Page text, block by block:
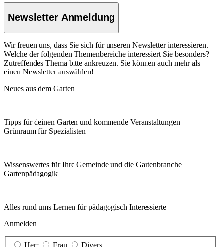
Newsletter Anmeldung
Wir freuen uns, dass Sie sich für unseren Newsletter interessieren.
Welche der folgenden Themenbereiche interessiert Sie besonders?
Zutreffendes Thema bitte ankreuzen. Sie können auch mehr als
einen Newsletter auswählen!
Neues aus dem Garten
Tipps für deinen Garten und kommende Veranstaltungen
Grünraum für Spezialisten
Wissenswertes für Ihre Gemeinde und die Gartenbranche
Garten­pädagogik
Alles rund ums Lernen für pädagogisch Interessierte
Anmelden
Herr Frau Divers